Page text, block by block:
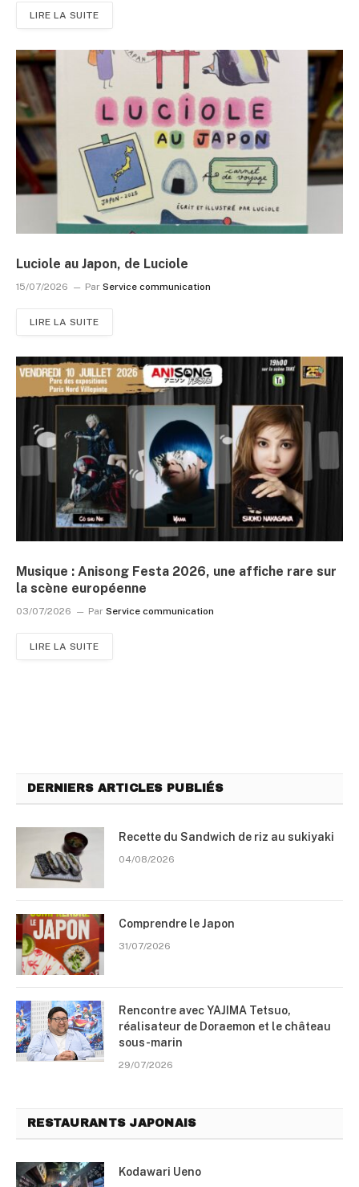
LIRE LA SUITE
Luciole au Japon, de Luciole
15/07/2026 Par Service communication
LIRE LA SUITE
Musique : Anisong Festa 2026, une affiche rare sur
la scène européenne
03/07/2026 Par Service communication
LIRE LA SUITE
DERNIERS ARTICLES PUBLIÉS
Recette du Sandwich de riz au sukiyaki
04/08/2026
Comprendre le Japon
31/07/2026
Rencontre avec YAJIMA Tetsuo,
réalisateur de Doraemon et le château
sous-marin
29/07/2026
RESTAURANTS JAPONAIS
Kodawari Ueno